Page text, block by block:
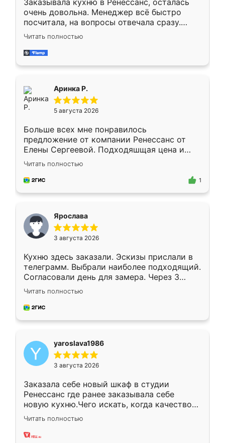
Заказывала кухню в Ренессанс, осталась
очень довольна. Менеджер всё быстро
посчитала, на вопросы отвечала сразу.
Замерщик приехал в субботу, подошёл к
делу со всей ответственностью. Собрали
за день, ребята работали аккуратно, даже
Читать полностью
Аринка Р.
5 августа 2026
Больше всех мне понравилось
предложение от компании Ренессанс от
Елены Сергеевой. Подходяшщая цена и
короткие сроки изготовления. Приехавший
для замера сотрудник Владислав
предложил по моему эскизу самый
Читать полностью
1
Ярослава
3 августа 2026
Кухню здесь заказали. Эскизы прислали в
телеграмм. Выбрали наиболее подходящий.
Согласовали день для замера. Через 3
недели кухня была уже готова. Остались
довольны работой. Спасибо Ренессанс
мебель за качественную работу!
Читать полностью
yaroslava1986
3 августа 2026
Заказала себе новый шкаф в студии
Ренессанс где ранее заказывала себе
новую кухню.Чего искать, когда качеством
вполне довольна. Служит кухня уже почти
два года, нареканий нет.
Читать полностью